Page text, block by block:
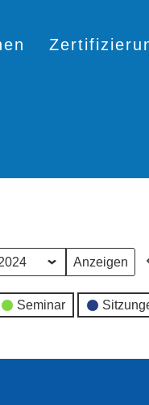
Seminar